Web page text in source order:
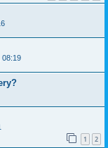
08:19
1 2